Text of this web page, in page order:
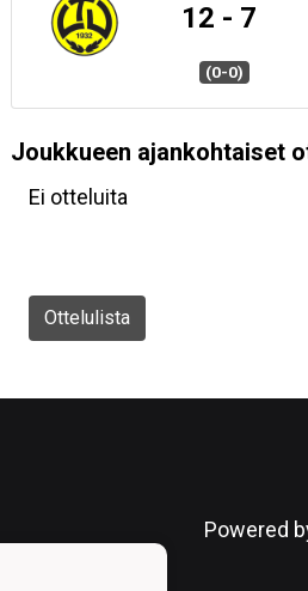
12 - 7
(0-0)
Joukkueen ajankohtaiset
Ei otteluita
Ottelulista
Powered